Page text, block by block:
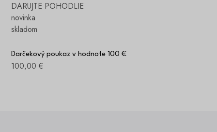
DARUJTE POHODLIE
novinka
skladom
Darčekový poukaz v hodnote 100 €
100,00 €